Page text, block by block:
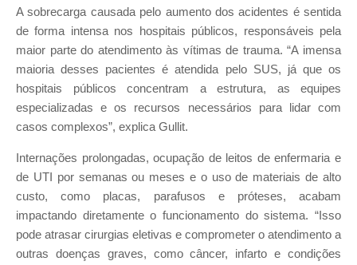
A sobrecarga causada pelo aumento dos acidentes é sentida
de forma intensa nos hospitais públicos, responsáveis pela
maior parte do atendimento às vítimas de trauma. “A imensa
maioria desses pacientes é atendida pelo SUS, já que os
hospitais públicos concentram a estrutura, as equipes
especializadas e os recursos necessários para lidar com
casos complexos”, explica Gullit.
Internações prolongadas, ocupação de leitos de enfermaria e
de UTI por semanas ou meses e o uso de materiais de alto
custo, como placas, parafusos e próteses, acabam
impactando diretamente o funcionamento do sistema. “Isso
pode atrasar cirurgias eletivas e comprometer o atendimento a
outras doenças graves, como câncer, infarto e condições